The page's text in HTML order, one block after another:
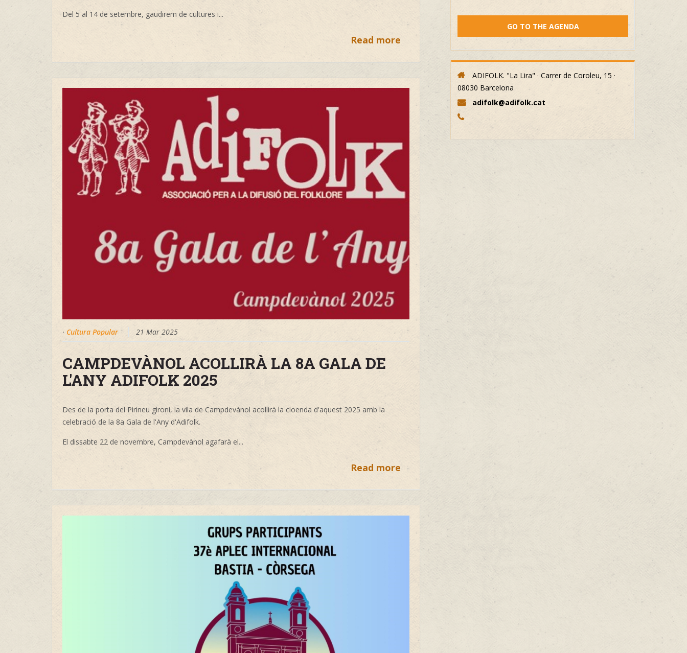
Del 5 al 14 de setembre, gaudirem de cultures i...
Read more
· Cultura Popular 21 Mar 2025
CAMPDEVÀNOL ACOLLIRÀ LA 8A GALA DE
L'ANY ADIFOLK 2025
Des de la porta del Pirineu gironí, la vila de Campdevànol acollirà la cloenda d'aquest 2025 amb la
celebració de la 8a Gala de l'Any d'Adifolk.
El dissabte 22 de novembre, Campdevànol agafarà el...
Read more
GO TO THE AGENDA
ADIFOLK. "La Lira" · Carrer de Coroleu, 15 ·
08030 Barcelona
adifolk@adifolk.cat